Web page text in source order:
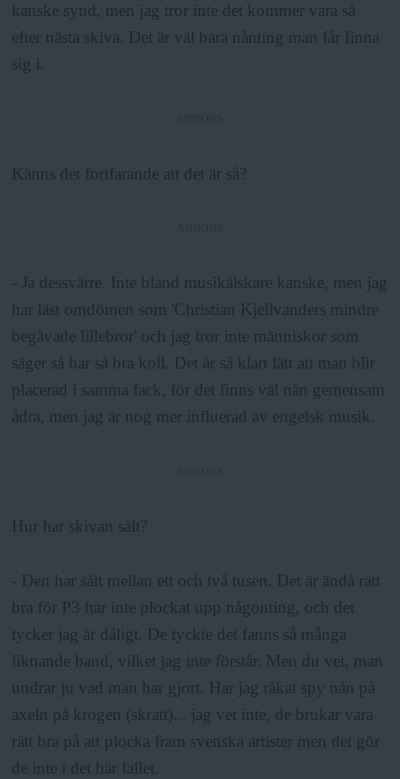
kanske synd, men jag tror inte det kommer vara så
efter nästa skiva. Det är väl bara nånting man får finna
sig i.
Känns det fortfarande att det är så?
- Ja dessvärre. Inte bland musikälskare kanske, men jag
har läst omdömen som 'Christian Kjellvanders mindre
begåvade lillebror' och jag tror inte människor som
säger så har så bra koll. Det är så klart lätt att man blir
placerad i samma fack, för det finns väl nån gemensam
ådra, men jag är nog mer influerad av engelsk musik.
Hur har skivan sålt?
- Den har sålt mellan ett och två tusen. Det är ändå rätt
bra för P3 har inte plockat upp någonting, och det
tycker jag är dåligt. De tyckte det fanns så många
liknande band, vilket jag inte förstår. Men du vet, man
undrar ju vad man har gjort. Har jag råkat spy nån på
axeln på krogen (skratt)... jag vet inte, de brukar vara
rätt bra på att plocka fram svenska artister men det gör
de inte i det här fallet.